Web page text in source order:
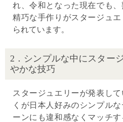
れ、令和となった現在でも
精巧な手作りがスタージュ
られています。
2．シンプルな中にスター
やかな技巧
スタージュエリーが発表し
くが日本人好みのシンプル
ーンにも違和感なくマッチ